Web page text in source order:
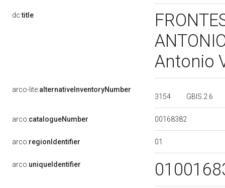
dc:title
Antonio
arco-lite:alternativeInventoryNumber
3154
GBIS.2.6
arco:catalogueNumber 00168382
arco:regionIdentifier 01
arco:uniqueIdentifier